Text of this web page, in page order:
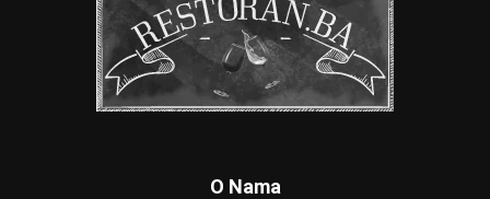
O Nama